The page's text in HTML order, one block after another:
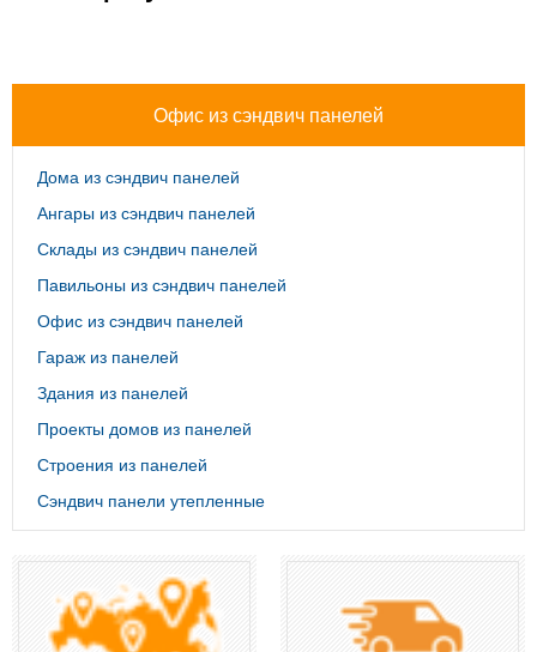
Офис из сэндвич панелей
Дома из сэндвич панелей
Ангары из сэндвич панелей
Склады из сэндвич панелей
Павильоны из сэндвич панелей
Офис из сэндвич панелей
Гараж из панелей
Здания из панелей
Проекты домов из панелей
Строения из панелей
Сэндвич панели утепленные